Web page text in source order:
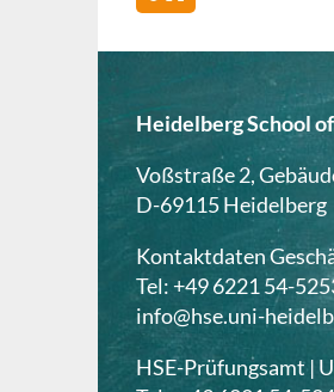
Heidelberg School
Voßstraße 2,
D-69115 Heidelberg
Kontaktdaten
Tel: +49 6221 54-
info@hse.uni-
HSE-Prüfungsamt |